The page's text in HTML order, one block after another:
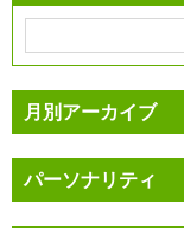
月別アーカイブ
パーソナリティ